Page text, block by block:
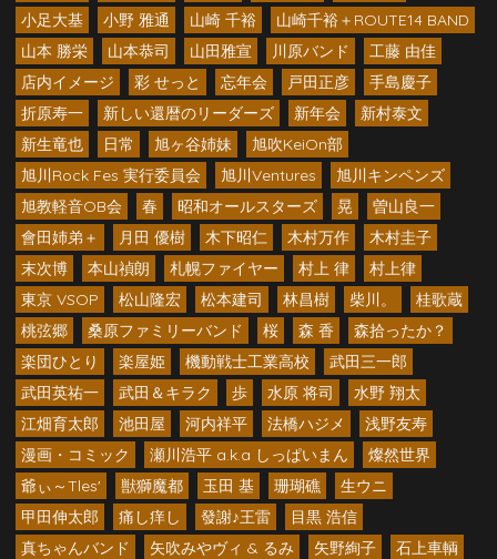
小足大基
小野 雅通 山崎 千裕
山崎千裕＋ROUTE14 BAND
山本 勝栄
山本恭司 山田雅宣 川原バンド
工藤 由佳
店内イメージ
彩 せっと 忘年会 戸田正彦
手島慶子
折原寿一
新しい還暦のリーダーズ 新年会
新村泰文
新生竜也
日常 旭ヶ谷姉妹
旭吹KeiOn部
旭川Rock Fes 実行委員会
旭川Ventures
旭川キンペンズ
旭教軽音OB会
春 昭和オールスターズ 晃
曽山良一
會田姉弟＋
月田 優樹 木下昭仁 木村万作
木村圭子
末次博
本山禎朗 札幌ファイヤー 村上 律
村上律
東京 VSOP
松山隆宏 松本建司 林昌樹 柴川。
桂歌蔵
桃弦郷
桑原ファミリーバンド 桜 森 香
森拾ったか？
楽団ひとり
楽屋姫 機動戦士工業高校
武田三一郎
武田英祐一
武田＆キラク 歩 水原 将司
水野 翔太
江畑育太郎
池田屋 河内祥平 法橋ハジメ
浅野友寿
漫画・コミック
瀬川浩平 a.k.a しっぱいまん
燦然世界
爺ぃ～Tles'
獣獅魔都 玉田 基 珊瑚礁
生ウニ
甲田伸太郎
痛し痒し 發謝♪王雷
目黒 浩信
真ちゃんバンド
矢吹みやヴィ & るみ 矢野絢子
石上車輌